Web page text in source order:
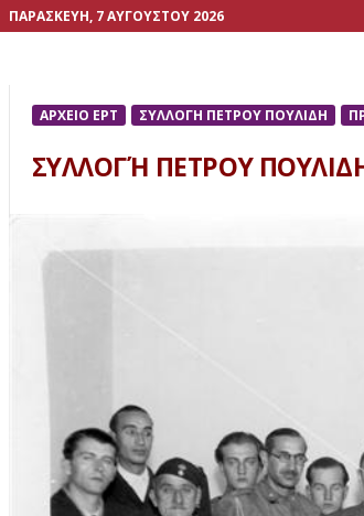
ΠΑΡΑΣΚΕΥΉ, 7 ΑΥΓΟΎΣΤΟΥ 2026
ΑΡΧΕΙΟ ΕΡΤ ΣΥΛΛΟΓΗ ΠΕΤΡΟΥ ΠΟΥΛΙΔΗ
ΣΥΛΛΟΓΉ ΠΕΤΡΟΥ